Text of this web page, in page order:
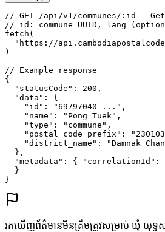
// GET /api/v1/communes/:id — Get
// id: commune UUID, lang
fetch (
"https://
)
// Example response
{
"statusCode" : 200 ,
"data" : {
"id" : "69797040-..." ,
"name" : "Pong Tuek" ,
"type" : "commune" ,
"postal_code_prefix" :
"district_name" :
"Damnak
},
"metadata" : { "correlationId" :
}
}
រកឃើញព័ត៌មានមិនត្រឹមត្រូវសម្រាប់ ឃុំ យុទ្ធស